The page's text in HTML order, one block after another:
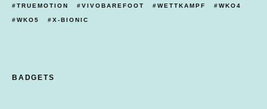
TRUEMOTION VIVOBAREFOOT WETTKAMPF WKO4
WKO5 X-BIONIC
BADGETS